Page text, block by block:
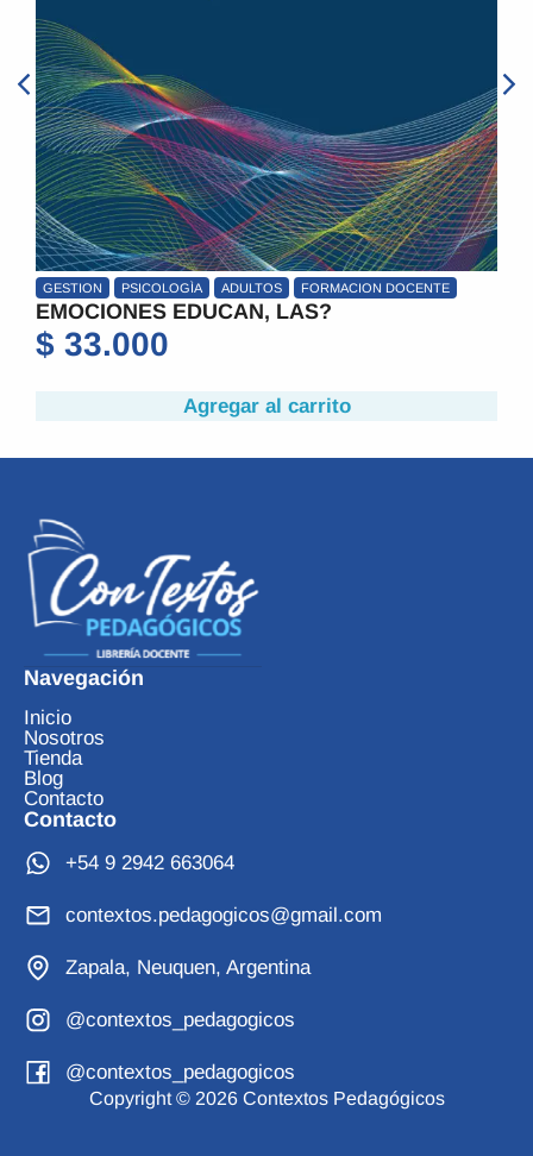
GESTION PSICOLOGÌA ADULTOS FORMACION DOCENTE
EMOCIONES EDUCAN, LAS?
$33.000
Agregar al carrito
Navegación
Inicio
Nosotros
Tienda
Blog
Contacto
Contacto
+54 9 2942 663064
contextos.pedagogicos@gmail.com
Zapala, Neuquen, Argentina
@contextos_pedagogicos
@contextos_pedagogicos
Copyright © 2026 Contextos Pedagógicos